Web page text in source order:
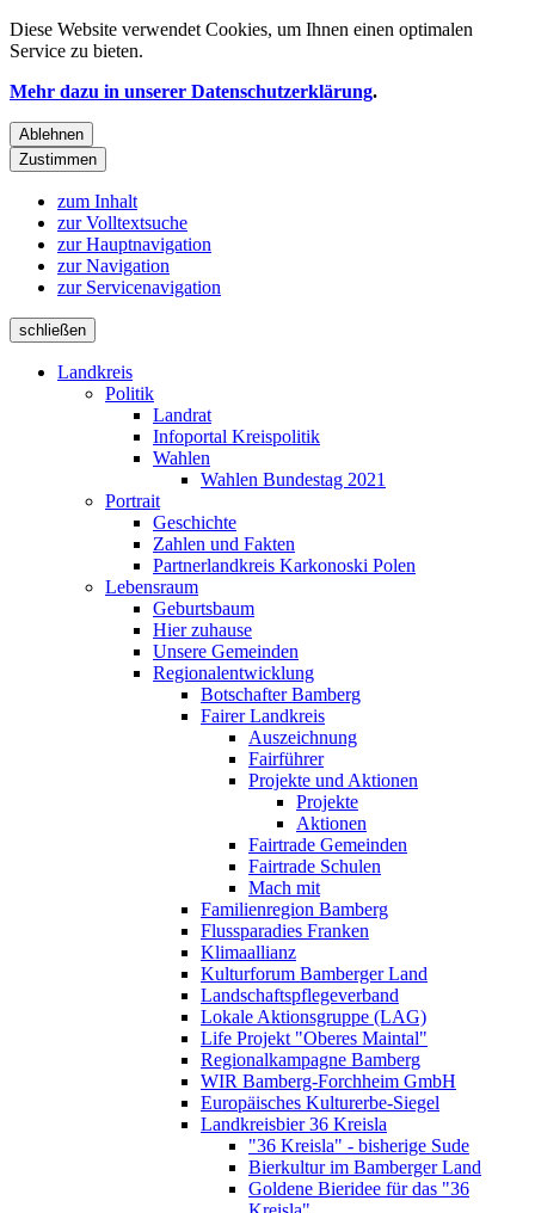
Diese Website verwendet Cookies, um Ihnen einen optimalen
Service zu bieten.
Mehr dazu in unserer Datenschutzerklärung.
Ablehnen
Zustimmen
zum Inhalt
zur Volltextsuche
zur Hauptnavigation
zur Navigation
zur Servicenavigation
schließen
Landkreis
Politik
Landrat
Infoportal Kreispolitik
Wahlen
Wahlen Bundestag 2021
Portrait
Geschichte
Zahlen und Fakten
Partnerlandkreis Karkonoski Polen
Lebensraum
Geburtsbaum
Hier zuhause
Unsere Gemeinden
Regionalentwicklung
Botschafter Bamberg
Fairer Landkreis
Auszeichnung
Fairführer
Projekte und Aktionen
Projekte
Aktionen
Fairtrade Gemeinden
Fairtrade Schulen
Mach mit
Familienregion Bamberg
Flussparadies Franken
Klimaallianz
Kulturforum Bamberger Land
Landschaftspflegeverband
Lokale Aktionsgruppe (LAG)
Life Projekt "Oberes Maintal"
Regionalkampagne Bamberg
WIR Bamberg-Forchheim GmbH
Europäisches Kulturerbe-Siegel
Landkreisbier 36 Kreisla
"36 Kreisla" - bisherige Sude
Bierkultur im Bamberger Land
Goldene Bieridee für das "36